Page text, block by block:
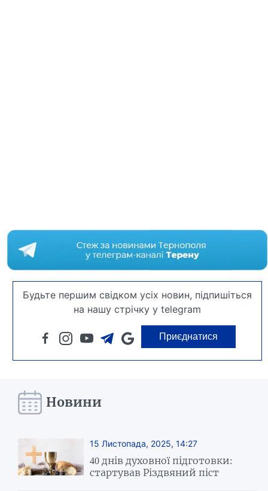
Будьте першим свідком усіх новин, підпишіться
на нашу стрічку у telegram
Приєднатися
Новини
15 Листопада, 2025, 14:27
40 днів духовної підготовки:
стартував Різдвяний піст